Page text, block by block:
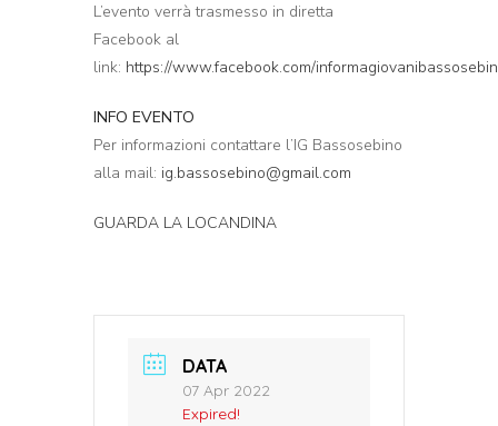
L’evento verrà trasmesso in diretta
Facebook al
link: https://www.facebook.com/
INFO EVENTO
Per informazioni contattare l’IG Bassosebino
alla mail: ig.bassosebino@gmail.com
GUARDA LA LOCANDINA
DATA
07 Apr 2022
Expired!